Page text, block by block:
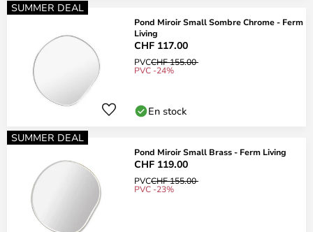
SUMMER DEAL
Pond Miroir Small Sombre Chrome - Ferm
Living
CHF 117.00
PVCCHF 155.00
PVC -24%
En stock
SUMMER DEAL
Pond Miroir Small Brass - Ferm Living
CHF 119.00
PVCCHF 155.00
PVC -23%